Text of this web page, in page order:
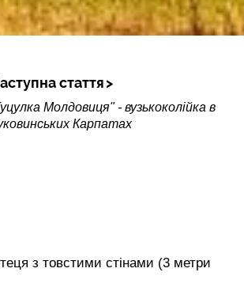
стаття
Молдовиця" - вузькоколійка в
Карпатах
з товстими стінами (3 метри